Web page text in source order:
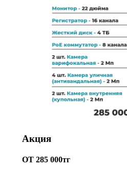
Акция
ОТ 285 000тг